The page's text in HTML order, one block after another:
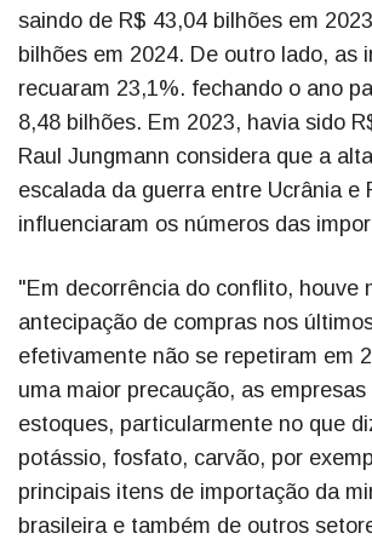
saindo de R$ 43,04 bilhões em
bilhões em 2024. De outro lado, as
recuaram 23,1%. fechando o ano
8,48 bilhões. Em 2023, havia sido
Raul Jungmann considera que a
escalada da guerra entre Ucrânia e
influenciaram os números das
"Em decorrência do conflito, houve
antecipação de compras nos
efetivamente não se repetiram em
uma maior precaução, as empresas
estoques, particularmente no que
potássio, fosfato, carvão, por
principais itens de importação da
brasileira e também de outros